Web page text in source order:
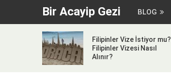
Bir Acayip Gezi BLOG
Filipinler Vize İstiyor mu?
Filipinler Vizesi Nasıl
Alınır?